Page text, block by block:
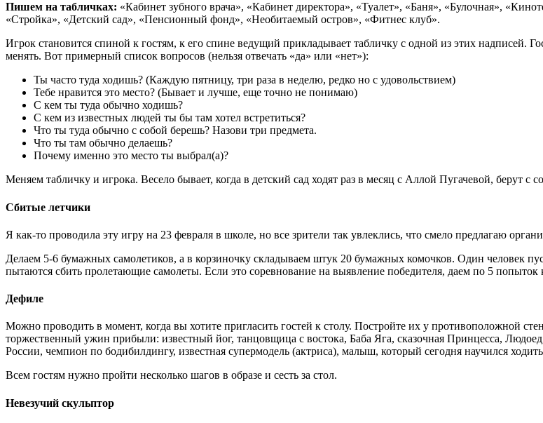
Пишем на табличках: «Кабинет зубного врача», «Кабинет директора», «Туалет», «Баня», «Булочная»,
«Стройка», «Детский сад», «Пенсионный фонд», «Необитаемый остров», «Фитнес клуб».
Игрок становится спиной к гостям, к его спине ведущий прикладывает табличку с одной из этих надписей.
менять. Вот примерный список вопросов (нельзя отвечать «да» или «нет»):
Ты часто туда ходишь? (Каждую пятницу, три раза в неделю, редко но с удовольствием)
Тебе нравится это место? (Бывает и лучше, еще точно не понимаю)
С кем ты туда обычно ходишь?
С кем из известных людей ты бы там хотел встретиться?
Что ты туда обычно с собой берешь? Назови три предмета.
Что ты там обычно делаешь?
Почему именно это место ты выбрал(а)?
Меняем табличку и игрока. Весело бывает, когда в детский сад ходят раз в месяц с Аллой Пугачевой, берут
Сбитые летчики
Я как-то проводила эту игру на 23 февраля в школе, но все зрители так увлеклись, что смело предлагаю
Делаем 5-6 бумажных самолетиков, а в корзиночку складываем штук 20 бумажных комочков. Один человек
пытаются сбить пролетающие самолеты. Если это соревнование на выявление победителя, даем по 5 попыток
Дефиле
Можно проводить в момент, когда вы хотите пригласить гостей к столу. Постройте их у противоположной
торжественный ужин прибыли: известный йог, танцовщица с востока, Баба Яга, сказочная Принцесса,
России, чемпион по бодибилдингу, известная супермодель (актриса), малыш, который сегодня научился
Всем гостям нужно пройти несколько шагов в образе и сесть за стол.
Невезучий скульптор